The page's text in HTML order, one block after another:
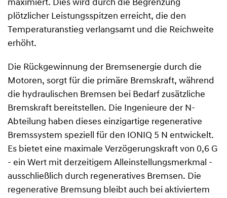
maximiert. Dies wird durch die Begrenzung
plötzlicher Leistungsspitzen erreicht, die den
Temperaturanstieg verlangsamt und die Reichweite
erhöht.
Die Rückgewinnung der Bremsenergie durch die
Motoren, sorgt für die primäre Bremskraft, während
die hydraulischen Bremsen bei Bedarf zusätzliche
Bremskraft bereitstellen. Die Ingenieure der N-
Abteilung haben dieses einzigartige regenerative
Bremssystem speziell für den IONIQ 5 N entwickelt.
Es bietet eine maximale Verzögerungskraft von 0,6 G
- ein Wert mit derzeitigem Alleinstellungsmerkmal -
ausschließlich durch regeneratives Bremsen. Die
regenerative Bremsung bleibt auch bei aktiviertem